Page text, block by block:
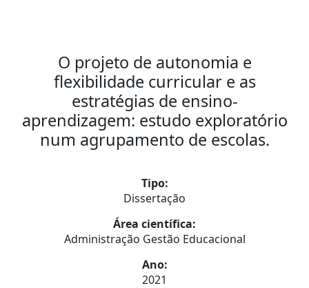
O projeto de autonomia e
flexibilidade curricular e as
estratégias de ensino-
aprendizagem: estudo exploratório
num agrupamento de escolas.
Tipo:
Dissertação
Área científica:
Administração Gestão Educacional
Ano:
2021